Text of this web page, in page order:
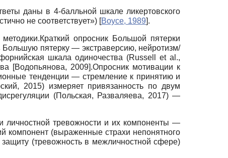
даны в 4-балльной шкале ликертовского
не соответствует») [Boyce, 1989].
опросник Большой пятерки
пятерку — экстраверсию, нейротизм/
шкала одиночества (Russell et al.,
[Водопьянова, 2009].Опросник мотивации к
тенденции — стремление к принятию и
2015) измеряет привязанность по двум
(Польская, Разваляева, 2017) —
личностной тревожности и их компоненты —
компонент (выраженные страхи непонятного
(тревожность в межличностной сфере)